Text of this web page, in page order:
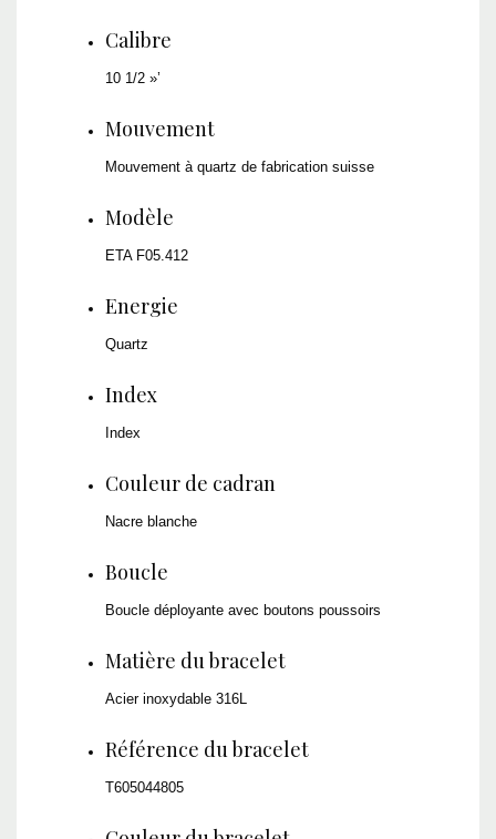
Calibre
10 1/2 »’
Mouvement
Mouvement à quartz de fabrication suisse
Modèle
ETA F05.412
Energie
Quartz
Index
Index
Couleur de cadran
Nacre blanche
Boucle
Boucle déployante avec boutons poussoirs
Matière du bracelet
Acier inoxydable 316L
Référence du bracelet
T605044805